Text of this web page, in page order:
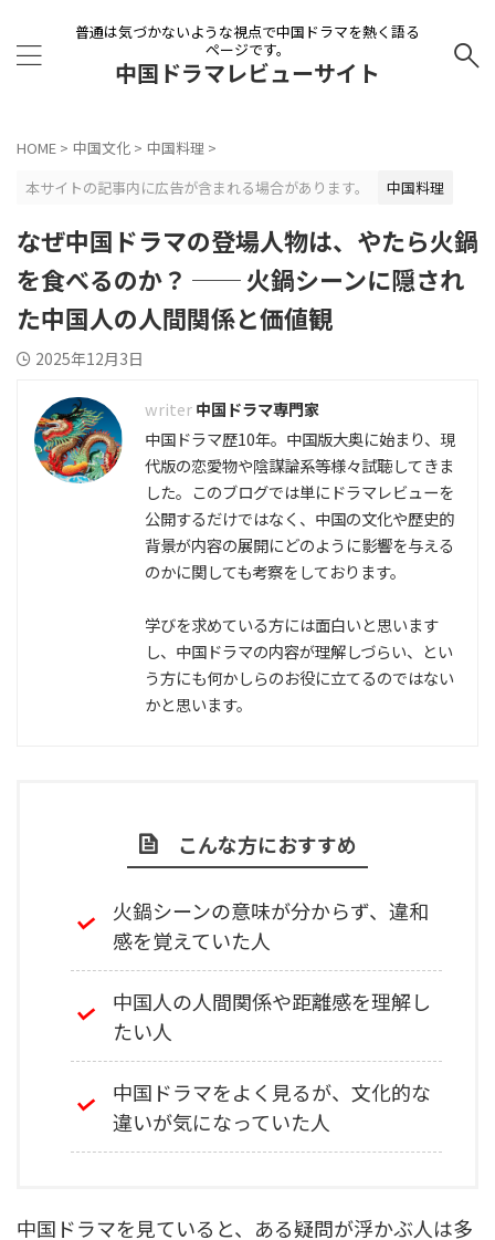
普通は気づかないような視点で中国ドラマを熱く語る
ページです。
中国ドラマレビューサイト
HOME > 中国文化 > 中国料理 >
本サイトの記事内に広告が含まれる場合があります。
中国料理
なぜ中国ドラマの登場人物は、やたら火鍋
を食べるのか？ ── 火鍋シーンに隠され
た中国人の人間関係と価値観
2025年12月3日
中国ドラマ専門家
中国ドラマ歴10年。中国版大奥に始まり、現
代版の恋愛物や陰謀論系等様々試聴してきま
した。このブログでは単にドラマレビューを
公開するだけではなく、中国の文化や歴史的
背景が内容の展開にどのように影響を与える
のかに関しても考察をしております。
学びを求めている方には面白いと思います
し、中国ドラマの内容が理解しづらい、とい
う方にも何かしらのお役に立てるのではない
かと思います。
こんな方におすすめ
火鍋シーンの意味が分からず、違和
感を覚えていた人
中国人の人間関係や距離感を理解し
たい人
中国ドラマをよく見るが、文化的な
違いが気になっていた人
中国ドラマを見ていると、ある疑問が浮かぶ人は多